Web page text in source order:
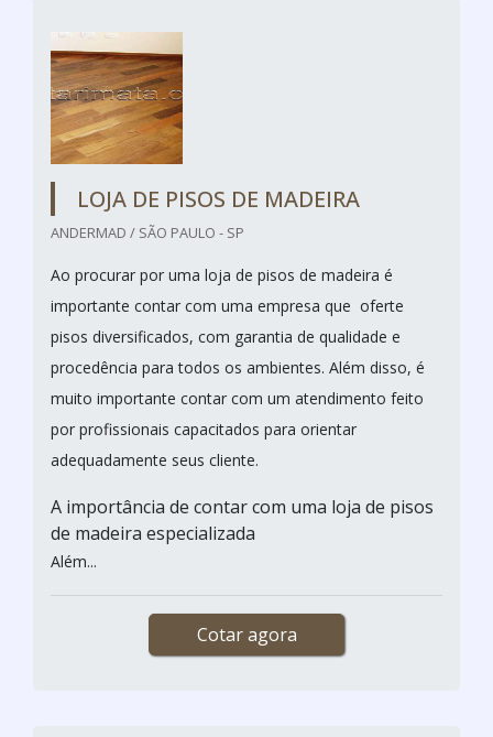
LOJA DE PISOS DE MADEIRA
ANDERMAD / SÃO PAULO - SP
Ao procurar por uma loja de pisos de madeira é
importante contar com uma empresa que oferte
pisos diversificados, com garantia de qualidade e
procedência para todos os ambientes. Além disso, é
muito importante contar com um atendimento feito
por profissionais capacitados para orientar
adequadamente seus cliente.
A importância de contar com uma loja de pisos
de madeira especializada
Além...
Cotar agora